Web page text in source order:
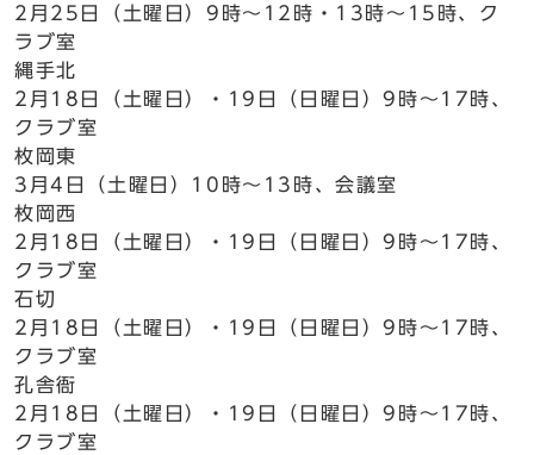
2月25日（土曜日）9時～12時・13時～15時、ク
ラブ室
縄手北
2月18日（土曜日）・19日（日曜日）9時～17時、
クラブ室
枚岡東
3月4日（土曜日）10時～13時、会議室
枚岡西
2月18日（土曜日）・19日（日曜日）9時～17時、
クラブ室
石切
2月18日（土曜日）・19日（日曜日）9時～17時、
クラブ室
孔舎衙
2月18日（土曜日）・19日（日曜日）9時～17時、
クラブ室